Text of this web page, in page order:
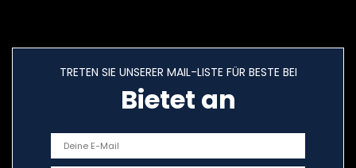
TRETEN SIE UNSERER MAIL-LISTE FÜR BESTE BEI
Bietet an